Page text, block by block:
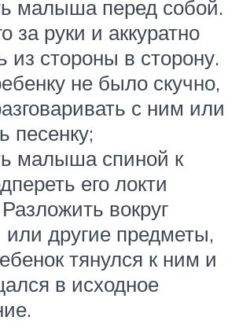
малыша перед собой.
за руки и аккуратно
из стороны в сторону.
не было скучно,
с ним или
песенку;
малыша спиной к
его локти
вокруг
или другие предметы,
тянулся к ним и
в исходное